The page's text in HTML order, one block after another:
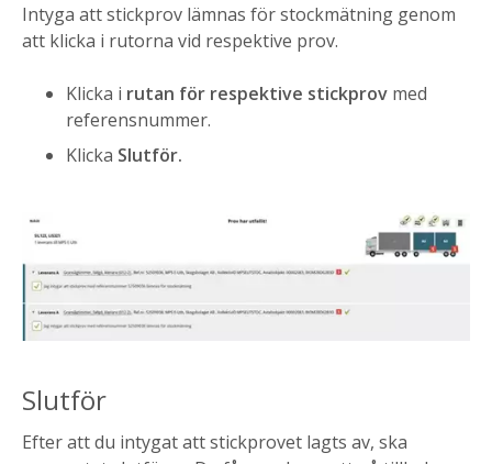
Intyga att stickprov lämnas för stockmätning genom
att klicka i rutorna vid respektive prov.
Klicka i rutan för respektive stickprov med
referensnummer.
Klicka Slutför.
Slutför
Efter att du intygat att stickprovet lagts av, ska